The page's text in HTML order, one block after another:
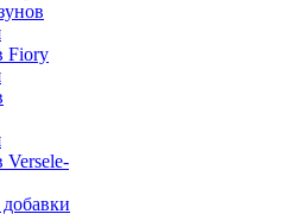
Fiory
Versele-